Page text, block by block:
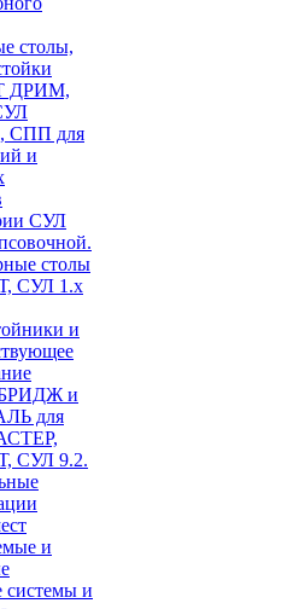
столы,
ДРИМ,
для
и
СУЛ
столы
СУЛ 1.х
и
и
для
СУЛ 9.2.
и
и